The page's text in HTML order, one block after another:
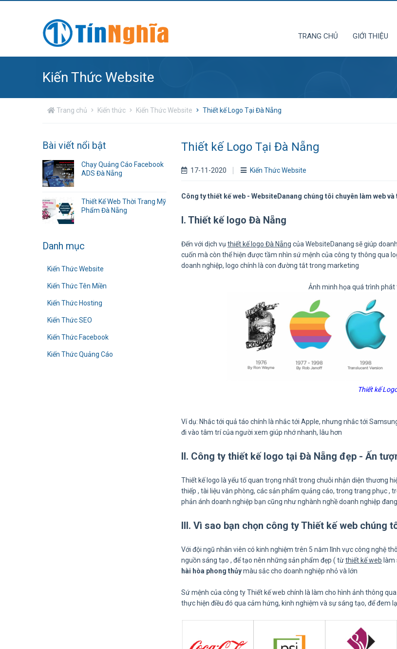
TRANG CHỦ GIỚI THIỆU
Kiến Thức Website
Trang chủ Kiến thức Kiến Thức Website Thiết kế Logo Tại Đà Nẵng
Bài viết nổi bật
Chạy Quảng Cáo Facebook
ADS Đà Nẵng
Thiết Kế Web Thời Trang Mỹ
Phẩm Đà Nẵng
Danh mục
Kiến Thức Website
Kiến Thức Tên Miền
Kiến Thức Hosting
Kiến Thức SEO
Kiến Thức Facebook
Kiến Thức Quảng Cáo
Thiết kế Logo Tại Đà Nẵng
17-11-2020 Kiến Thức Website
Công ty thiết kế web - WebsiteDanang chúng tôi chuyên làm web
I. Thiết kế logo Đà Nẵng
Đến với dịch vụ thiết kế logo Đà Nẵng của WebsiteDanang sẽ giúp
cuốn mà còn thể hiện được tầm nhìn sứ mệnh của công ty thông qua
doanh nghiệp, logo chính là con đường tắt trong marketing
Ảnh minh họa quá trình
Thiết kế
Ví dụ: Nhắc tới quả táo chính là nhắc tới Apple, nhưng nhắc tới
đi vào tâm trí của người xem giúp nhớ nhanh, lâu hơn
II. Công ty thiết kế logo tại Đà Nẵng đẹp - Ấn
Thiết kế logo là yếu tố quan trọng nhất trong chuỗi nhận diện thương
thiếp , tài liệu văn phòng, các sản phẩm quảng cáo, trong trang phục ,
phản ánh doanh nghiệp bạn cũng như nghành nghề doanh nghiệp
III. Vì sao bạn chọn công ty Thiết kế web chúng
Với đội ngũ nhân viên có kinh nghiệm trên 5 năm lĩnh vực công nghệ
nguồn sáng tạo , để tạo nên những sản phẩm đẹp ( từthiết kế web
hài hòa phong thủymàu sắc cho doanh nghiệp nhỏ và lớn
Sứ mệnh của công ty Thiết kế web chính là làm cho hình ảnh thông
thực hiện điều đó qua cảm hứng, kinh nghiệm và sự sáng tạo, để đem